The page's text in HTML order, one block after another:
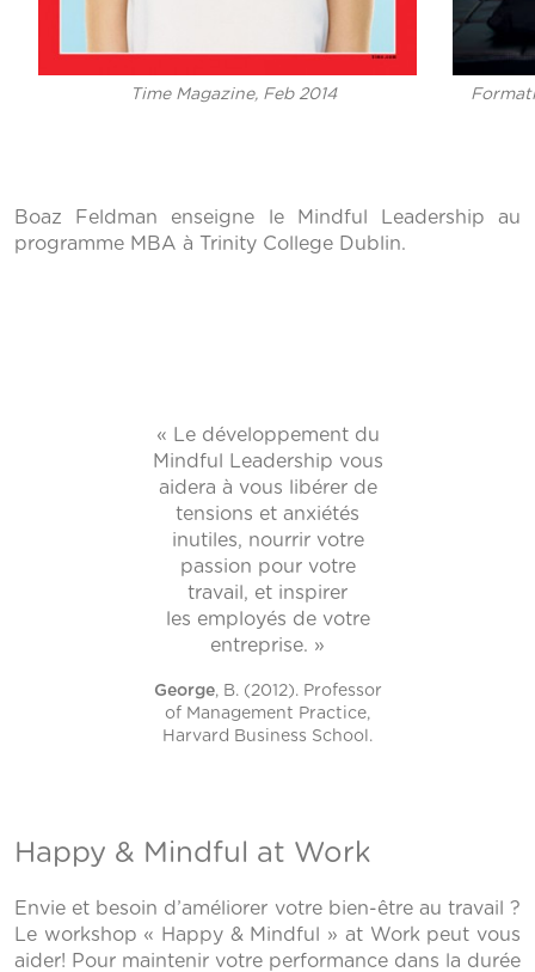
Time Magazine, Feb 2014
Boaz Feldman enseigne le Mindful Leadership au
programme MBA à Trinity College Dublin.
« Le développement du
Mindful Leadership vous
aidera à vous libérer de
tensions et anxiétés
inutiles, nourrir votre
passion pour votre
travail, et inspirer
les employés de votre
entreprise. »
George, B. (2012). Professor
of Management Practice,
Harvard Business School.
Happy & Mindful at Work
Envie et besoin d’améliorer votre bien-être au travail ?
Le workshop « Happy & Mindful » at Work peut vous
aider! Pour maintenir votre performance dans la durée